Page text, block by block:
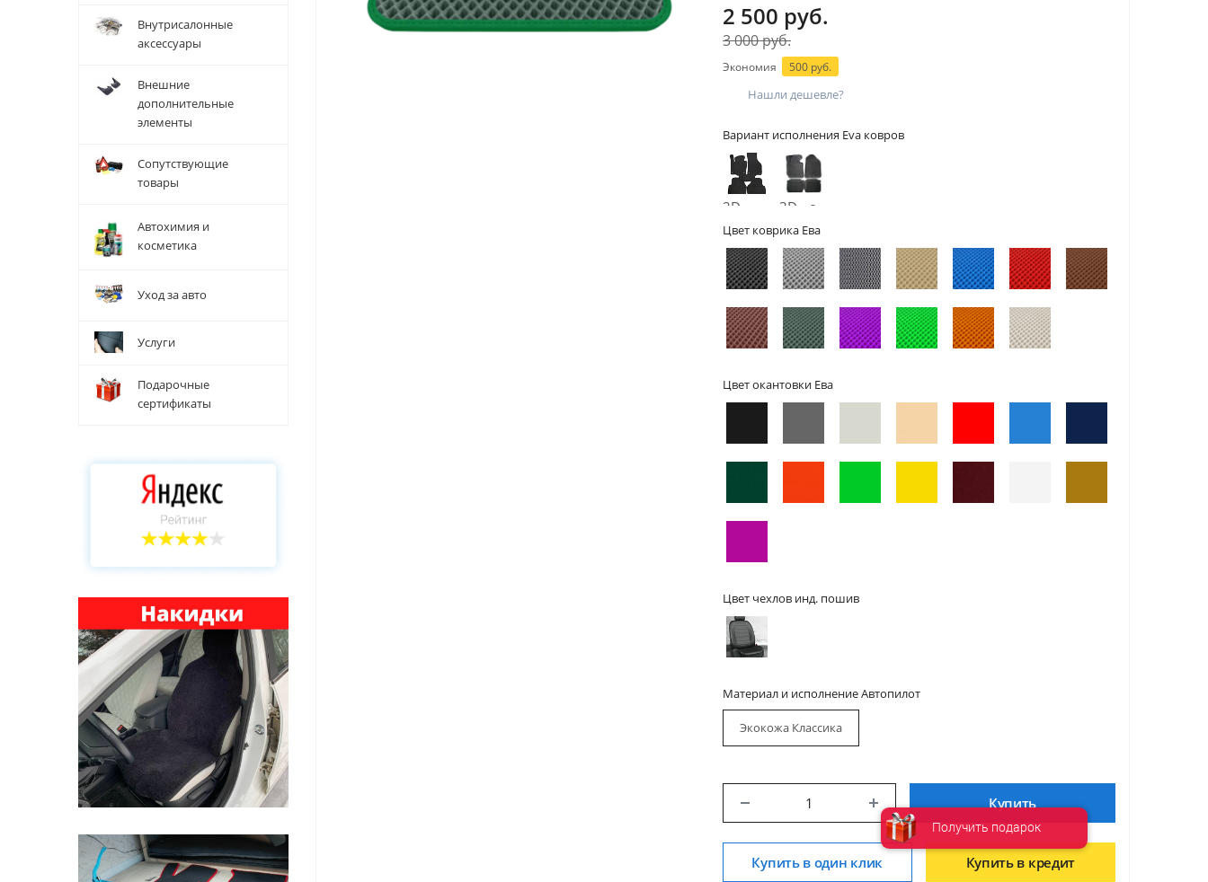
Внутрисалонные
аксессуары
Внешние
дополнительные
элементы
Сопутствующие
товары
Автохимия и
косметика
Уход за авто
Услуги
Подарочные
сертификаты
2 500 руб.
3 000 руб.
Экономия 500 руб.
Нашли дешевле?
Вариант исполнения Eva ковров
2D -
без
бортов
3D - с
бортами
Цвет коврика Ева
Цвет окантовки Ева
Цвет чехлов инд. пошив
Материал и исполнение Автопилот
Экокожа Классика
Купить
Купить в один клик Купить в кредит
Получить подарок